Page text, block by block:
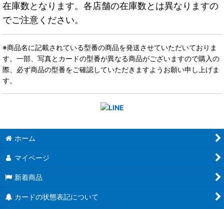
在庫数となります。各店舗の在庫数とは異なりますの
でご注意ください。
※商品名に記載されている型番の商品を発送させていただいておりま
す。一部、写真とカードの型番が異なる商品がございますので購入の
際、必ず商品の型番をご確認していただきますようお願い申し上げま
す。
ホーム
マイページ
新着商品
カードの状態表記について